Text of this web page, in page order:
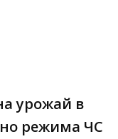
урожай в
режима ЧС